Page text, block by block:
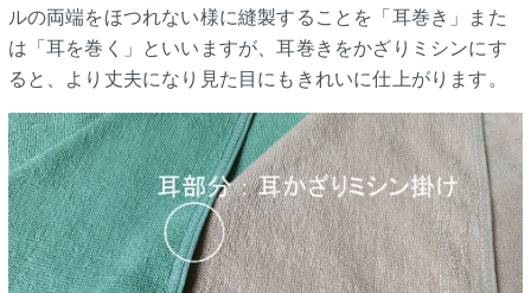
ルの両端をほつれない様に縫製することを「耳巻き」また
は「耳を巻く」といいますが、耳巻きをかざりミシンにす
ると、より丈夫になり見た目にもきれいに仕上がります。